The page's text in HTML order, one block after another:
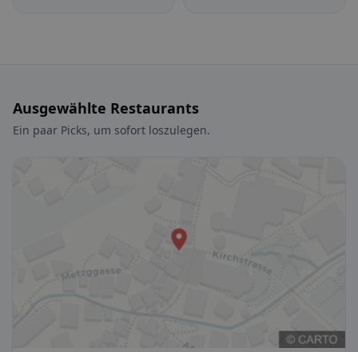
Ausgewählte Restaurants
Ein paar Picks, um sofort loszulegen.